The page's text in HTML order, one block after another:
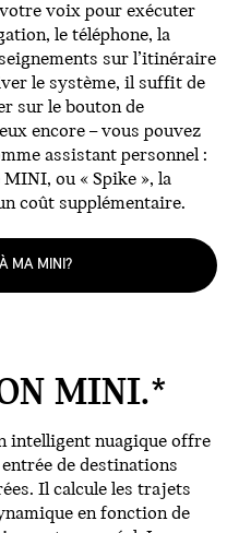
voix pour exécuter
le téléphone, la
sur l’itinéraire
le système, il suffit de
sur le bouton de
encore – vous pouvez
assistant personnel :
ou « Spike », la
coût supplémentaire.
MA MINI?
MINI.*
intelligent nuagique offre
de destinations
Il calcule les trajets
en fonction de